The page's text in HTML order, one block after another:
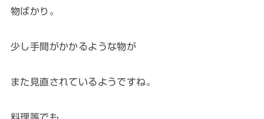
物ばかり。
少し手間がかかるような物が
また見直されているようですね。